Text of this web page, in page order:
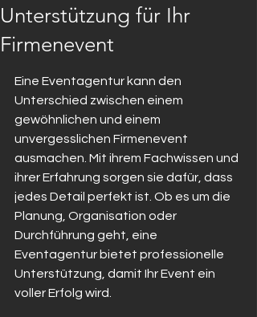
Unterstützung für Ihr
Firmenevent
Eine Eventagentur kann den
Unterschied zwischen einem
gewöhnlichen und einem
unvergesslichen Firmenevent
ausmachen. Mit ihrem Fachwissen und
ihrer Erfahrung sorgen sie dafür, dass
jedes Detail perfekt ist. Ob es um die
Planung, Organisation oder
Durchführung geht, eine
Eventagentur bietet professionelle
Unterstützung, damit Ihr Event ein
voller Erfolg wird.